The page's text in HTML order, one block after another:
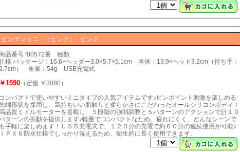
ピンデンミニ （ピンク） ピンク
品番号 f00572番 種類
様 パッケージ：16.6+ヘッダー3.0×5.7×5.1cm 本体：13.9×ヘッド3.2cm（持ち手：
） 重量：54g USB充電式
￥1590 （定価 ￥3080）
コンパクトで使いやすいミニタイプの人気アイテムです♪ピンポイント刺激を楽しめる
先端形状を採用し、気持ちいい肌触りと柔らかさにこだわったオールシリコンボディ！
品質ミドルモーターを搭載し、５段階の強弱調整と５パターンのアクションで計１０
ターンの振動を提供します♪軽量でコンパクトなため、疲れにくく、どんなシーンで
も手軽に楽しめます！ＵＳＢ充電式で、１２０分の充電で約６０分の連続使用が可能♪
ＩＰＸ６防水仕様でしっかり洗えるため、衛生的に長く使用できます。